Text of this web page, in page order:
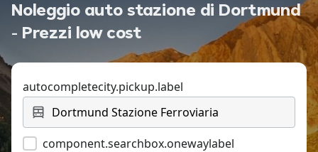
Noleggio auto stazione di Dortmund
- Prezzi low cost
autocompletecity.pickup.label
component.searchbox.onewaylabel